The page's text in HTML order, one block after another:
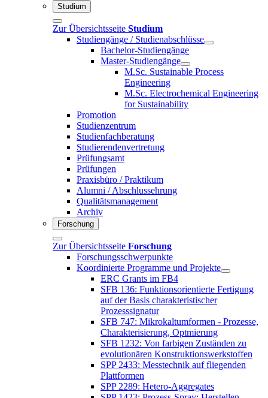
Studium
Zur Übersichtsseite Studium
Studiengänge / Studienabschlüsse
Bachelor-Studiengänge
Master-Studiengänge
M.Sc. Sustainable Process
Engineering
M.Sc. Electrochemical Engineering
for Sustainability
Promotion
Studienzentrum
Studienfachberatung
Studierendenvertretung
Prüfungsamt
Prüfungen
Praxisbüro / Praktikum
Alumni / Abschlussehrung
Qualitätsmanagement
Archiv
Forschung
Zur Übersichtsseite Forschung
Forschungsschwerpunkte
Koordinierte Programme und Projekte
ERC Grants im FB4
SFB 136: Funktionsorientierte Fertigung
auf der Basis charakteristischer
Prozesssignatur
SFB 747: Mikrokaltumformen - Prozesse,
Charakterisierung, Optmierung
SFB 1232: Von farbigen Zuständen zu
evolutionären Konstruktionswerkstoffen
SPP 2433: Messtechnik auf fliegenden
Plattformen
SPP 2289: Hetero-Aggregates